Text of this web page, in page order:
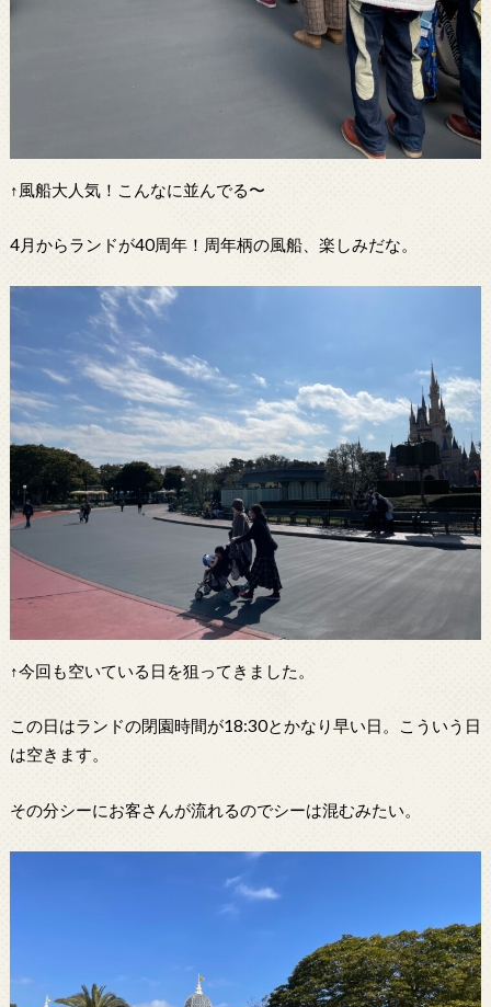
↑風船大人気！こんなに並んでる〜
4月からランドが40周年！周年柄の風船、楽しみだな。
↑今回も空いている日を狙ってきました。
この日はランドの閉園時間が18:30とかなり早い日。こういう日
は空きます。
その分シーにお客さんが流れるのでシーは混むみたい。